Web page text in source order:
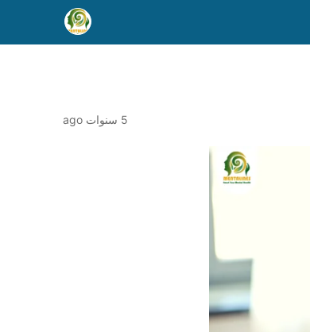
5 سنوات ago